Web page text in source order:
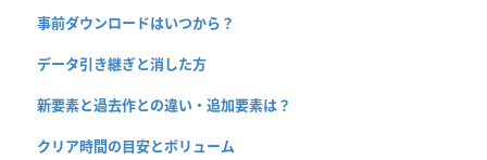
事前ダウンロードはいつから？
データ引き継ぎと消した方
新要素と過去作との違い・追加要素は？
クリア時間の目安とボリューム